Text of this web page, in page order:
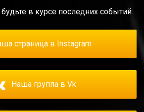
в курсе последних событий.
страница в Instagram
Наша группа в Vk